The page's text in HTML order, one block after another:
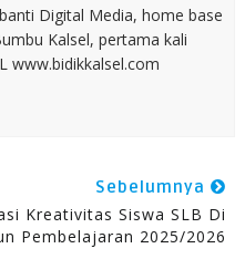
Digital Media, home base
Kalsel, pertama kali
www.bidikkalsel.com
Sebelumnya
Kreativitas Siswa SLB Di
Pembelajaran 2025/2026